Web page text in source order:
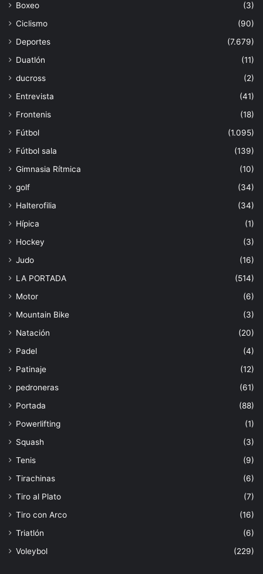
Boxeo
(3)
Ciclismo
(90)
Deportes
(7.679)
Duatlón
(11)
ducross
(2)
Entrevista
(41)
Frontenis
(18)
Fútbol
(1.095)
Fútbol sala
(139)
Gimnasia Rítmica
(10)
golf
(34)
Halterofilia
(34)
Hípica
(1)
Hockey
(3)
Judo
(16)
LA PORTADA
(514)
Motor
(6)
Mountain Bike
(3)
Natación
(20)
Padel
(4)
Patinaje
(12)
pedroneras
(61)
Portada
(88)
Powerlifting
(1)
Squash
(3)
Tenis
(9)
Tirachinas
(6)
Tiro al Plato
(7)
Tiro con Arco
(16)
Triatlón
(6)
Voleybol
(229)